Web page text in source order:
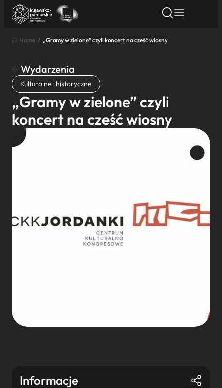
Znajdź atrakcję
Nazwa atrakcji
Miasto
Kategoria
Home / „Gramy w zielone” czyli koncert na cześć wiosny
Wydarzenia
Kulturalne i historyczne
„Gramy w zielone” czyli
koncert na cześć wiosny
Informacje